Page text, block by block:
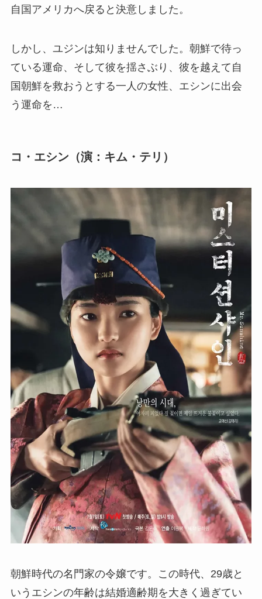
自国アメリカへ戻ると決意しました。
しかし、ユジンは知りませんでした。朝鮮で待っ
ている運命、そして彼を揺さぶり、彼を越えて自
国朝鮮を救おうとする一人の女性、エシンに出会
う運命を…
コ・エシン（演：キム・テリ）
朝鮮時代の名門家の令嬢です。この時代、29歳と
いうエシンの年齢は結婚適齢期を大きく過ぎてい